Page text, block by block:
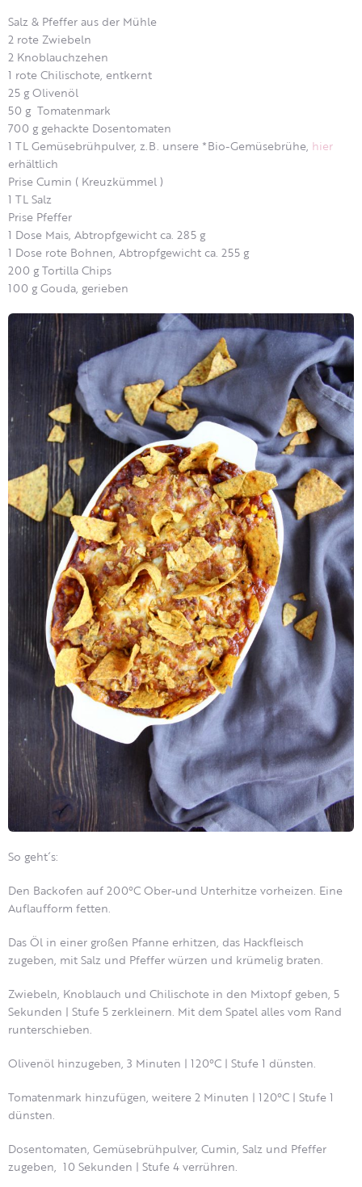
Salz & Pfeffer aus der Mühle
2 rote Zwiebeln
2 Knoblauchzehen
1 rote Chilischote, entkernt
25 g Olivenöl
50 g Tomatenmark
700 g gehackte Dosentomaten
1 TL Gemüsebrühpulver, z.B. unsere *Bio-Gemüsebrühe, hier
erhältlich
Prise Cumin ( Kreuzkümmel )
1 TL Salz
Prise Pfeffer
1 Dose Mais, Abtropfgewicht ca. 285 g
1 Dose rote Bohnen, Abtropfgewicht ca. 255 g
200 g Tortilla Chips
100 g Gouda, gerieben
So geht´s:
Den Backofen auf 200°C Ober-und Unterhitze vorheizen. Eine
Auflaufform fetten.
Das Öl in einer großen Pfanne erhitzen, das Hackfleisch
zugeben, mit Salz und Pfeffer würzen und krümelig braten.
Zwiebeln, Knoblauch und Chilischote in den Mixtopf geben, 5
Sekunden | Stufe 5 zerkleinern. Mit dem Spatel alles vom Rand
runterschieben.
Olivenöl hinzugeben, 3 Minuten | 120°C | Stufe 1 dünsten.
Tomatenmark hinzufügen, weitere 2 Minuten | 120°C | Stufe 1
dünsten.
Dosentomaten, Gemüsebrühpulver, Cumin, Salz und Pfeffer
zugeben, 10 Sekunden | Stufe 4 verrühren.